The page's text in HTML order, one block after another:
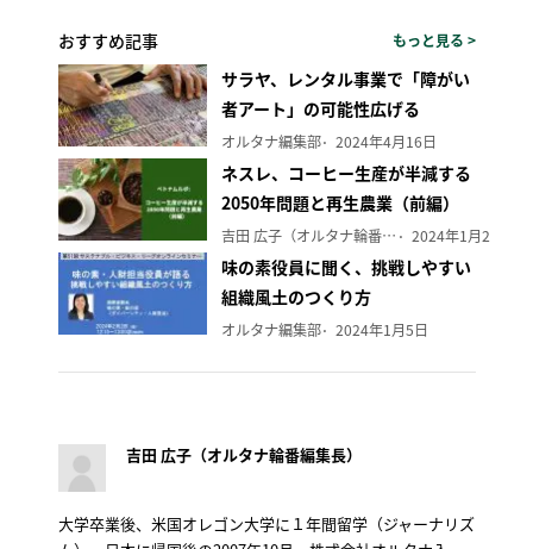
おすすめ記事 もっと見る >
サラヤ、レンタル事業で「障がい
者アート」の可能性広げる
オルタナ編集部 2024年4月16日
ネスレ、コーヒー生産が半減する
2050年問題と再生農業（前編）
吉田 広子（オルタナ輪番編集長） 2024年1月29日
味の素役員に聞く、挑戦しやすい
組織風土のつくり方
オルタナ編集部 2024年1月5日
吉田 広子（オルタナ輪番編集長）
大学卒業後、米国オレゴン大学に１年間留学（ジャーナリズ